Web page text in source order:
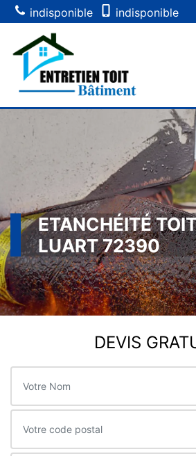
indisponible indisponible
ETANCHÉITÉ
LUART 72390
DEVIS